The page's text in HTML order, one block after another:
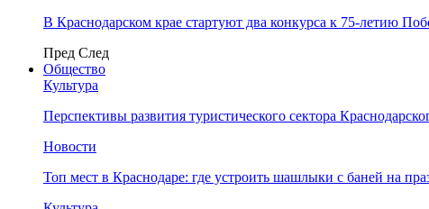
В Краснодарском крае стартуют два конкурса к 75-летию
Пред След
Общество
Культура
Перспективы развития туристического сектора
Новости
Топ мест в Краснодаре: где устроить шашлыки с баней на